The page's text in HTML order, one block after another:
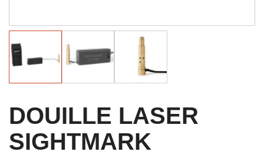
DOUILLE LASER
SIGHTMARK